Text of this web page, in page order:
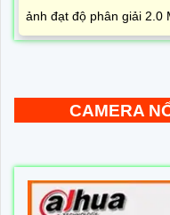
ảnh đạt độ phân giải 2.0
CAMERA